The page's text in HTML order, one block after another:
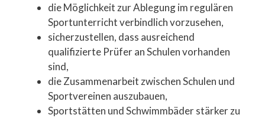
die Möglichkeit zur Ablegung im regulären
Sportunterricht verbindlich vorzusehen,
sicherzustellen, dass ausreichend
qualifizierte Prüfer an Schulen vorhanden
sind,
die Zusammenarbeit zwischen Schulen und
Sportvereinen auszubauen,
Sportstätten und Schwimmbäder stärker zu